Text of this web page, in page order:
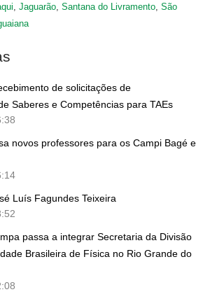
, Jaguarão, Santana do Livramento, São
de solicitações de
Saberes e Competências para TAEs
novos professores para os Campi Bagé e
Luís Fagundes Teixeira
passa a integrar Secretaria da Divisão
Brasileira de Física no Rio Grande do